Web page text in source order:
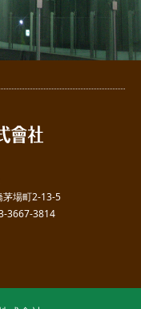
茅場町2-13-5
3667-3814